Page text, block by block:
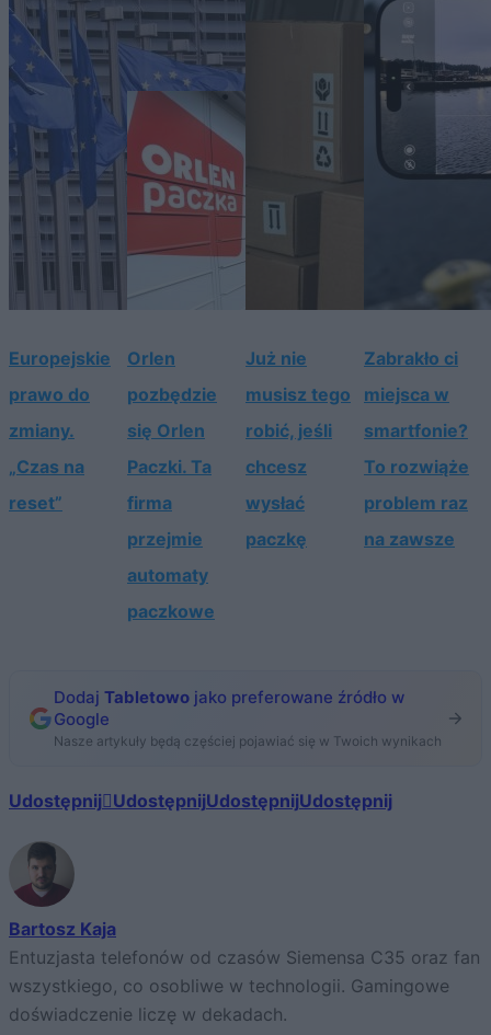
Europejskie
prawo do
zmiany.
„Czas na
reset”
Orlen
pozbędzie
się Orlen
Paczki. Ta
firma
przejmie
automaty
paczkowe
Już nie
musisz tego
robić, jeśli
chcesz
wysłać
paczkę
Zabrakło ci
miejsca w
smartfonie?
To rozwiąże
problem raz
na zawsze
Dodaj Tabletowo jako preferowane źródło w
Google
Nasze artykuły będą częściej pojawiać się w Twoich wynikach
Udostępnij UdostępnijUdostępnijUdostępnij
Bartosz Kaja
Entuzjasta telefonów od czasów Siemensa C35 oraz fan
wszystkiego, co osobliwe w technologii. Gamingowe
doświadczenie liczę w dekadach.